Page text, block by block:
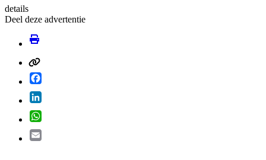
details
Deel deze advertentie